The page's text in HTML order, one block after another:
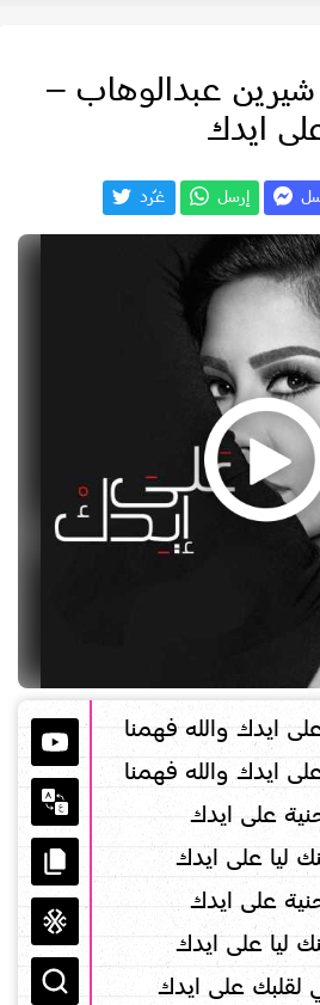
شيرين عبدالوهاب –
ايدك
إرسل غـّرد
ايدك والله فهمنا
ايدك والله فهمنا
على ايدك
ليا على ايدك
على ايدك
ليا على ايدك
على ايدك